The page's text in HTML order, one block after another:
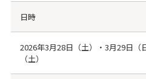
日時
2026年3月28日（土）・3月29日（
（土）